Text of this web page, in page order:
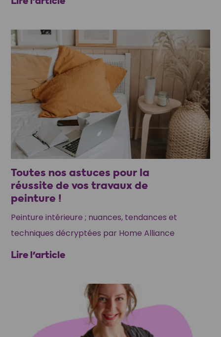
Toutes nos astuces pour la
réussite de vos travaux de
peinture !
Peinture intérieure ; nuances, tendances et
techniques décryptées par Home Alliance
Lire l'article